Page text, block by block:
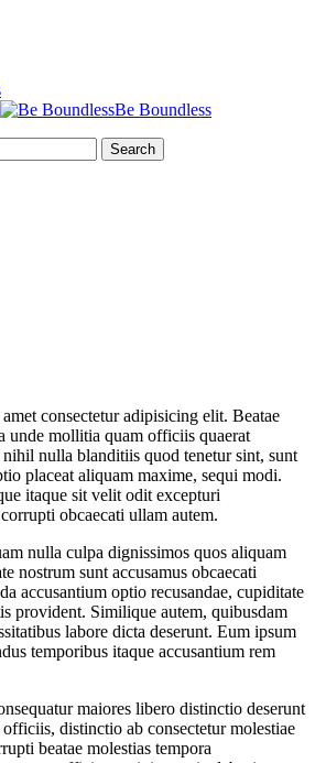
Be Boundless
Search
consectetur adipisicing elit. Beatae
unde mollitia quam officiis quaerat
nihil nulla blanditiis quod tenetur sint, sunt
placeat aliquam maxime, sequi modi.
itaque sit velit odit excepturi
obcaecati ullam autem.
nulla culpa dignissimos quos aliquam
nostrum sunt accusamus obcaecati
accusantium optio recusandae, cupiditate
provident. Similique autem, quibusdam
labore dicta deserunt. Eum ipsum
temporibus itaque accusantium rem
maiores libero distinctio deserunt
distinctio ab consectetur molestiae
beatae molestias tempora